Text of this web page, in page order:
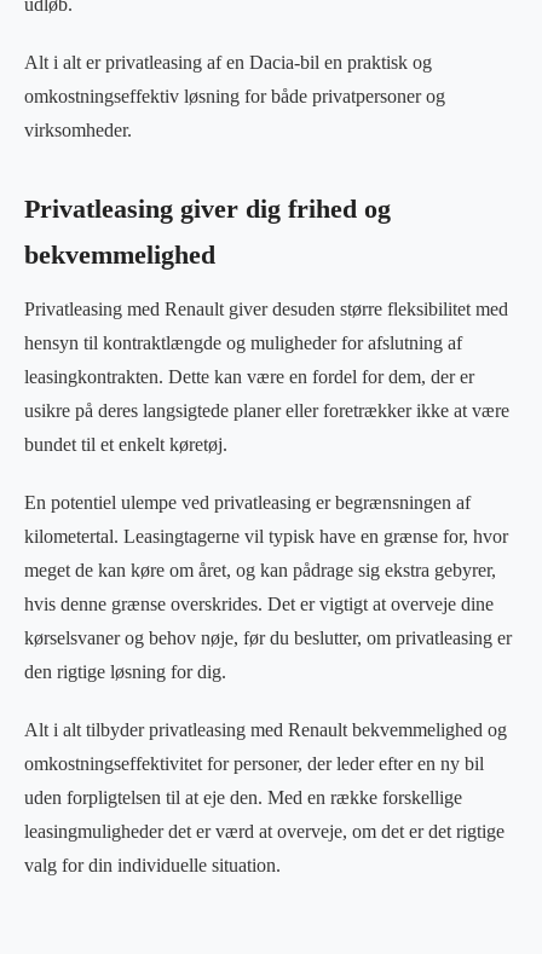
Alt i alt er privatleasing af en Dacia-bil en praktisk og
omkostningseffektiv løsning for både privatpersoner og
virksomheder.
Privatleasing giver dig frihed og
bekvemmelighed
Privatleasing med Renault giver desuden større fleksibilitet med
hensyn til kontraktlængde og muligheder for afslutning af
leasingkontrakten. Dette kan være en fordel for dem, der er
usikre på deres langsigtede planer eller foretrækker ikke at være
bundet til et enkelt køretøj.
En potentiel ulempe ved privatleasing er begrænsningen af
kilometertal. Leasingtagerne vil typisk have en grænse for, hvor
meget de kan køre om året, og kan pådrage sig ekstra gebyrer,
hvis denne grænse overskrides. Det er vigtigt at overveje dine
kørselsvaner og behov nøje, før du beslutter, om privatleasing er
den rigtige løsning for dig.
Alt i alt tilbyder privatleasing med Renault bekvemmelighed og
omkostningseffektivitet for personer, der leder efter en ny bil
uden forpligtelsen til at eje den. Med en række forskellige
leasingmuligheder det er værd at overveje, om det er det rigtige
valg for din individuelle situation.